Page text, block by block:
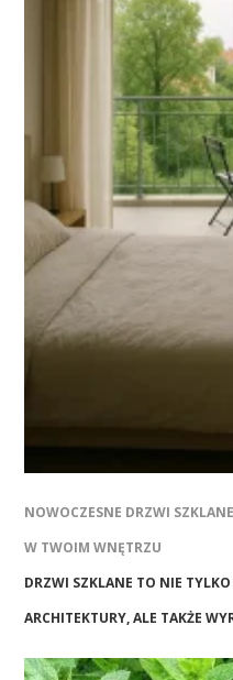
NOWOCZESNE DRZWI
W TWOIM WNĘTRZU
DRZWI SZKLANE TO NIE
ARCHITEKTURY, ALE TAKŻE